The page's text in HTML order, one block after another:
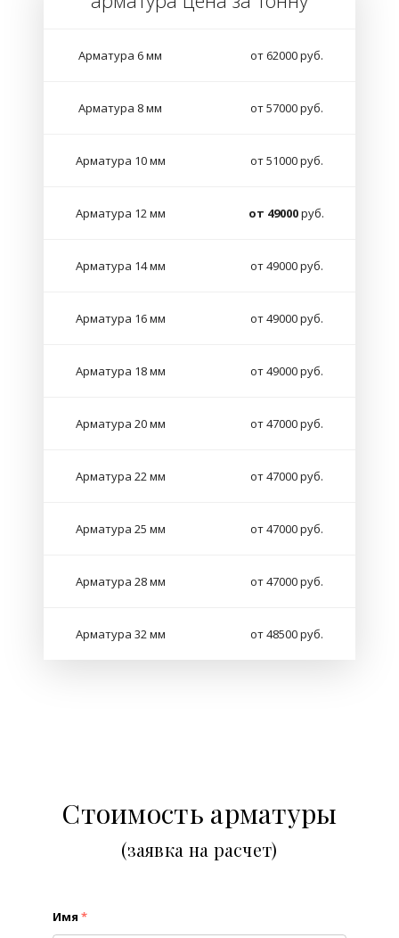
Арматура 6 мм от 62000 руб.
Арматура 8 мм от 57000 руб.
Арматура 10 мм от 51000 руб.
Арматура 12 мм от 49000руб.
Арматура 14 мм от 49000 руб.
Арматура 16 мм от 49000 руб.
Арматура 18 мм от 49000 руб.
Арматура 20 мм от 47000 руб.
Арматура 22 мм от 47000 руб.
Арматура 25 мм от 47000 руб.
Арматура 28 мм от 47000 руб.
Арматура 32 мм от 48500 руб.
Стоимость арматуры
(заявка на расчет)
Имя *